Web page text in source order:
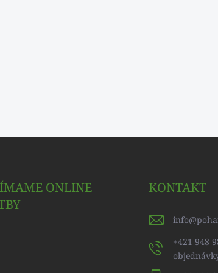
ONLINE
KONTAKT
info@
+421 948